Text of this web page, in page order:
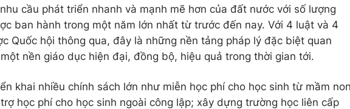
cầu phát triển nhanh và mạnh mẽ hơn của đất nước với số lượng
ban hành trong một năm lớn nhất từ trước đến nay. Với 4 luật và 4
Quốc hội thông qua, đây là những nền tảng pháp lý đặc biệt quan
nền giáo dục hiện đại, đồng bộ, hiệu quả trong thời gian tới.
khai nhiều chính sách lớn như miễn học phí cho học sinh từ mầm
học phí cho học sinh ngoài công lập; xây dựng trường học liên cấp